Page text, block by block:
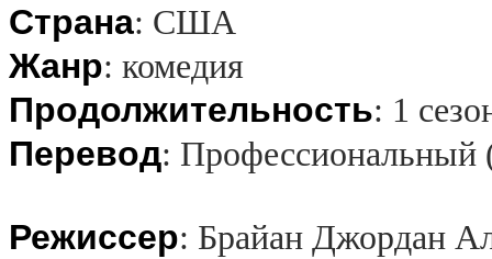
Страна: США
Жанр: комедия
Продолжительность: 1
Перевод: Профессиональный
Режиссер: Брайан Джордан